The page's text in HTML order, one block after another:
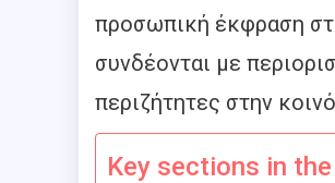
προσωπική έκφραση
συνδέονται με
περιζήτητες στην
Key sections in